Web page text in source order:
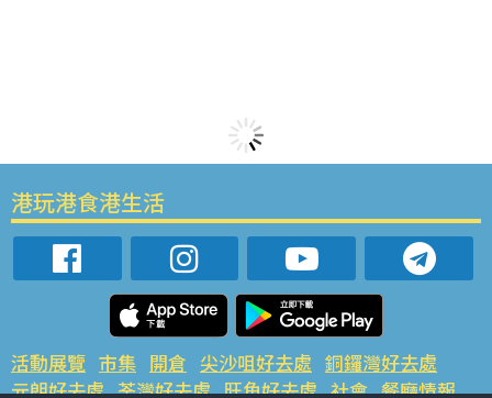
港玩港食港生活
活動展覽 市集 開倉 尖沙咀好去處 銅鑼灣好去處
元朗好去處 荃灣好去處 旺角好去處 社會 餐廳情報